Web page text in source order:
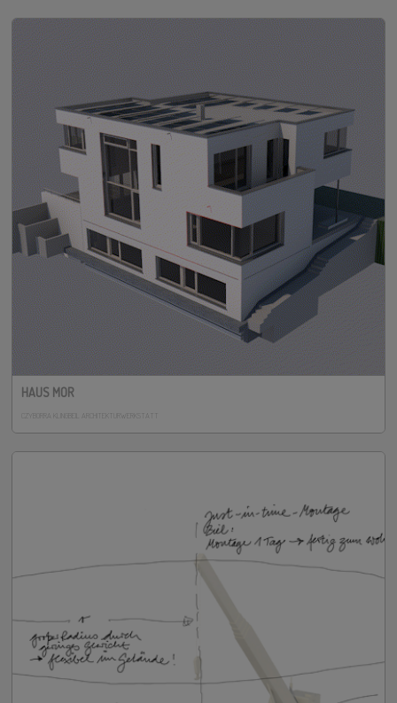
HAUS MOR
CZYBORRA KLINGBEIL ARCHITEKTURWERKSTATT